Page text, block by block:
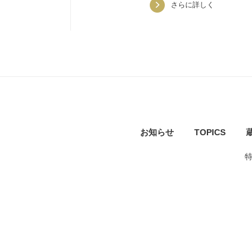
さらに詳しく
お知らせ TOPICS